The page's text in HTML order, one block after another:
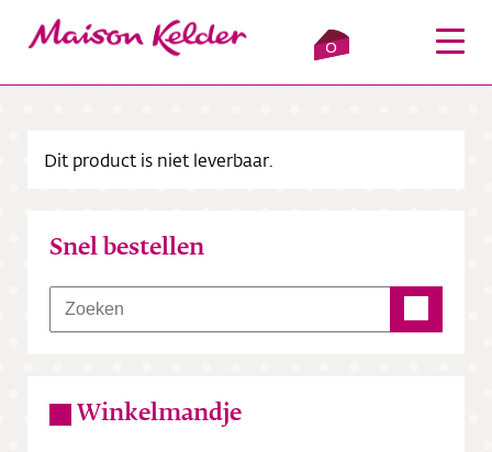
0
Verkooppunten
Bezorging
Dit product is niet leverbaar.
Snel bestellen
Winkelmandje